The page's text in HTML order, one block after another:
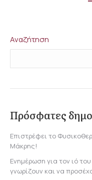
Αναζήτηση
Πρόσφατες
Επιστρέφει το
Μάκρης!
Ενημέρωση για τον ιό
γνωρίζουν και να